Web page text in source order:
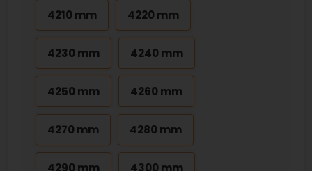
4210 mm 4220 mm
4230 mm 4240 mm
4250 mm 4260 mm
4270 mm 4280 mm
4290 mm 4300 mm